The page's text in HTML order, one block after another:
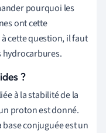
pourquoi les
ont cette
cette question, il faut
hydrocarbures.
?
à la stabilité de la
proton est donné.
conjuguée est un